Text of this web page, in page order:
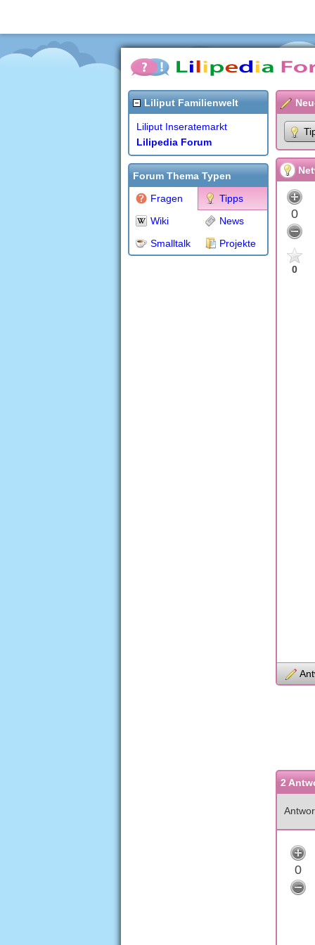
Liliput Familienwelt
Liliput Inseratemarkt
Lilipedia Forum
Forum Thema Typen
Fragen
Tipps
Wiki
News
Smalltalk
Projekte
0
0
2
0